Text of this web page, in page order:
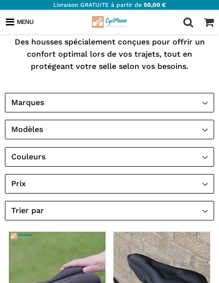
Livraison GRATUITE à partir de 50,00 €
MENU HOUSSES DE SELLES
Des housses spécialement conçues pour offrir un
confort optimal lors de vos trajets, tout en
protégeant votre selle selon vos besoins.